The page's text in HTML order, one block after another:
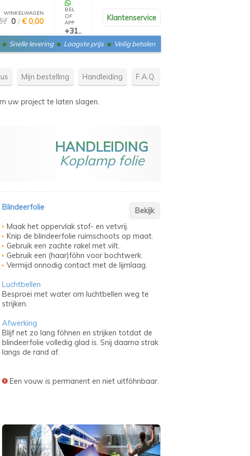
WINKELWAGEN
0 / € 0,00
BEL
OF
APP
+31..
Klantenservice
Snelle levering Laagste prijs Veilig betalen
Mijn bestelling Handleiding F.A.Q.
uw project te laten slagen.
HANDLEIDING
Koplamp folie
Blindeerfolie
Maak het oppervlak stof- en vetvrij.
Knip de blindeerfolie ruimschoots op maat.
Gebruik een zachte rakel met vilt.
Gebruik een (haar)föhn voor bochtwerk.
Vermijd onnodig contact met de lijmlaag.
Luchtbellen
Besproei met water om luchtbellen weg te
strijken.
Afwerking
Blijf net zo lang föhnen en strijken totdat de
blindeerfolie volledig glad is. Snij daarna strak
langs de rand af.
Een vouw is permanent en niet uitföhnbaar.